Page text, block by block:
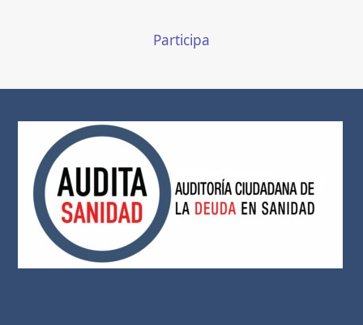
Participa